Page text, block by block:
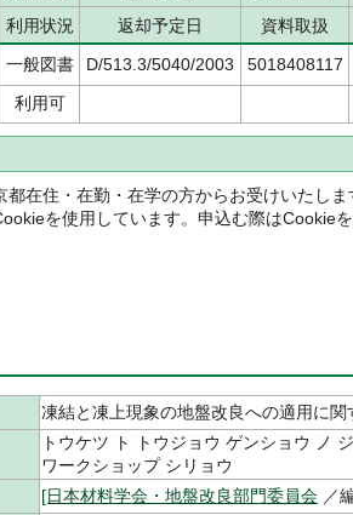
利用状況 返却予定日
資料取扱
一般図書 D/513.3/5040/2003
5018408117
利用可
都在住・在勤・在学の方からお受けいたしま
を使用しています。申込む際はCookie
凍結と凍上現象の地盤改良への適用に
トウケツ ト トウジョウ ゲンショウ ノ
ワークショップ シリョウ
[日本材料学会・地盤改良部門委員会 ／